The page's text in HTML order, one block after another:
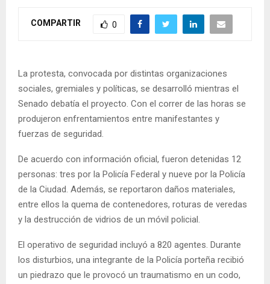
COMPARTIR 0
La protesta, convocada por distintas organizaciones
sociales, gremiales y políticas, se desarrolló mientras el
Senado debatía el proyecto. Con el correr de las horas se
produjeron enfrentamientos entre manifestantes y
fuerzas de seguridad.
De acuerdo con información oficial, fueron detenidas 12
personas: tres por la Policía Federal y nueve por la Policía
de la Ciudad. Además, se reportaron daños materiales,
entre ellos la quema de contenedores, roturas de veredas
y la destrucción de vidrios de un móvil policial.
El operativo de seguridad incluyó a 820 agentes. Durante
los disturbios, una integrante de la Policía porteña recibió
un piedrazo que le provocó un traumatismo en un codo,